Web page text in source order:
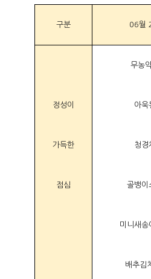
구분 06월
무농
정성이 아욱
가득한 청경
점심 골뱅이
미니새송
배추김